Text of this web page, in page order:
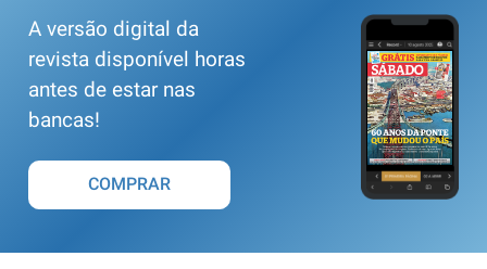
A versão digital da
revista disponível horas
antes de estar nas
bancas!
COMPRAR